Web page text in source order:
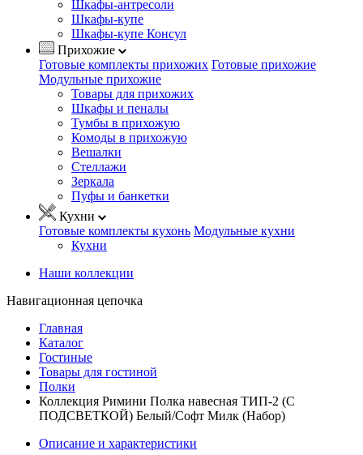
Шкафы-антресоли
Шкафы-купе
Шкафы-купе Консул
Прихожие
Готовые комплекты прихожих Готовые прихожие
Модульные прихожие
Товары для прихожих
Шкафы и пеналы
Тумбы в прихожую
Комоды в прихожую
Вешалки
Стеллажи
Зеркала
Пуфы и банкетки
Кухни
Готовые комплекты кухонь Модульные кухни
Кухни
Наши коллекции
Навигационная цепочка
Главная
Каталог
Гостиные
Товары для гостиной
Полки
Коллекция Римини Полка навесная ТИП-2 (С
ПОДСВЕТКОЙ) Белый/Софт Милк (Набор)
Описание и характеристики